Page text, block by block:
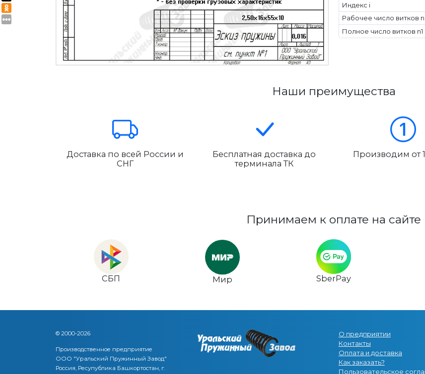
Индекс i
Рабочее число витков n
Полное число витков n1
Наши преимущества
Доставка по всей России и
СНГ
Бесплатная доставка до
терминала ТК
Производим от
Принимаем к оплате на сайте
СБП Мир SberPay
© 2000-2026
Производственное предприятие
ООО "Уральский Пружинный Завод"
Россия, Ресупублика Башкортостан, г.
О предприятии
Контакты
Оплата и доставка
Как заказать?
Пользовательское